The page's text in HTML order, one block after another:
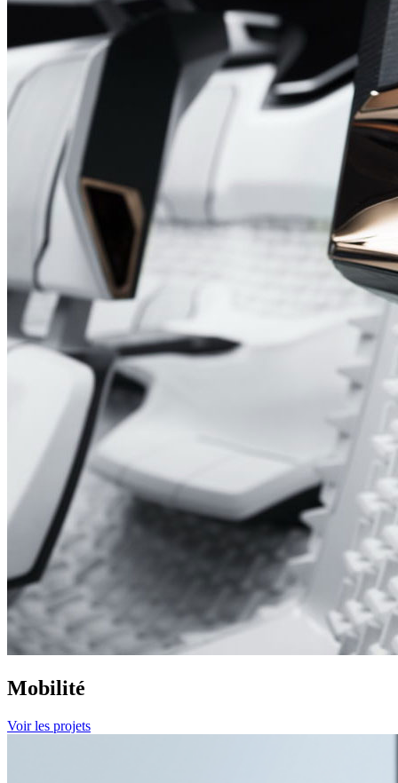
Mobilité
Voir les projets